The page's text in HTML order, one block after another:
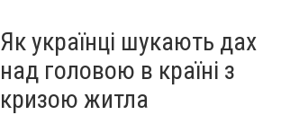
Як українці шукають дах
над головою в країні з
кризою житла